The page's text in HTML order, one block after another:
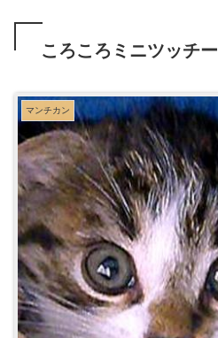
ころころミニツッチー
マンチカン